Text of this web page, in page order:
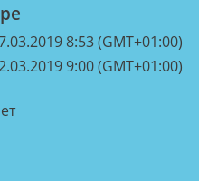
8:53 (GMT+01:00)
9:00 (GMT+01:00)